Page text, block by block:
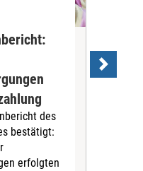
des
bestätigt:
erfolgten